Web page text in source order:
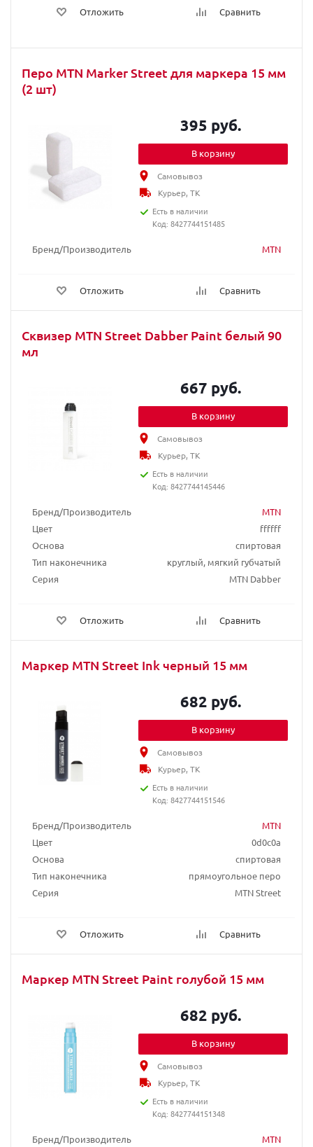
Отложить Сравнить
Перо MTN Marker Street для маркера 15 мм
(2 шт)
Бренд/Производитель MTN
Отложить Сравнить
395 руб.
В корзину
Самовывоз
Курьер, ТК
Есть в наличии
Код: 8427744151485
Сквизер MTN Street Dabber Paint белый 90
мл
Бренд/Производитель
MTN
Цвет
ffffff
Основа
спиртовая
Тип наконечника
круглый, мягкий губчатый
Серия
MTN Dabber
Отложить Сравнить
667 руб.
В корзину
Самовывоз
Курьер, ТК
Есть в наличии
Код: 8427744145446
Маркер MTN Street Ink черный 15 мм
Бренд/Производитель
MTN
Цвет
0d0c0a
Основа
спиртовая
Тип наконечника
прямоугольное перо
Серия
MTN Street
Отложить Сравнить
682 руб.
В корзину
Самовывоз
Курьер, ТК
Есть в наличии
Код: 8427744151546
Маркер MTN Street Paint голубой 15 мм
Бренд/Производитель MTN
682 руб.
В корзину
Самовывоз
Курьер, ТК
Есть в наличии
Код: 8427744151348